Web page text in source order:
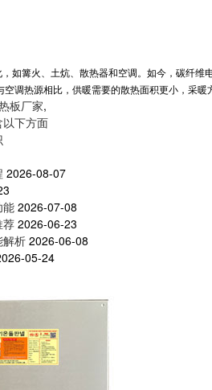
篝火、土炕、散热器和空调。如今， 碳纤维
调热源相比，供暖需要的散热面积更小，采暖
板厂家,
下方面
2026-08-07
能 2026-07-08
荐 2026-06-23
解析 2026-06-08
05-24